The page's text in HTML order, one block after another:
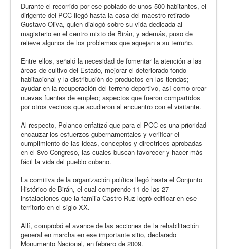
Durante el recorrido por ese poblado de unos 500 habitantes, el
dirigente del PCC llegó hasta la casa del maestro retirado
Gustavo Oliva, quien dialogó sobre su vida dedicada al
magisterio en el centro mixto de Birán, y además, puso de
relieve algunos de los problemas que aquejan a su terruño.
Entre ellos, señaló la necesidad de fomentar la atención a las
áreas de cultivo del Estado, mejorar el deteriorado fondo
habitacional y la distribución de productos en las tiendas;
ayudar en la recuperación del terreno deportivo, así como crear
nuevas fuentes de empleo; aspectos que fueron compartidos
por otros vecinos que acudieron al encuentro con el visitante.
Al respecto, Polanco enfatizó que para el PCC es una prioridad
encauzar los esfuerzos gubernamentales y verificar el
cumplimiento de las ideas, conceptos y directrices aprobadas
en el 8vo Congreso, las cuales buscan favorecer y hacer más
fácil la vida del pueblo cubano.
La comitiva de la organización política llegó hasta el Conjunto
Histórico de Birán, el cual comprende 11 de las 27
instalaciones que la familia Castro-Ruz logró edificar en ese
territorio en el siglo XX.
Allí, comprobó el avance de las acciones de la rehabilitación
general en marcha en ese importante sitio, declarado
Monumento Nacional, en febrero de 2009.